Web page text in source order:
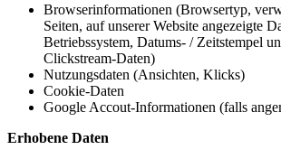
Browserinformationen (Browsertyp,
Seiten, auf unserer Website angezeigte
Betriebssystem, Datums- / Zeitstempel
Clickstream-Daten)
Nutzungsdaten (Ansichten, Klicks)
Cookie-Daten
Google Accout-Informationen (falls
Erhobene Daten